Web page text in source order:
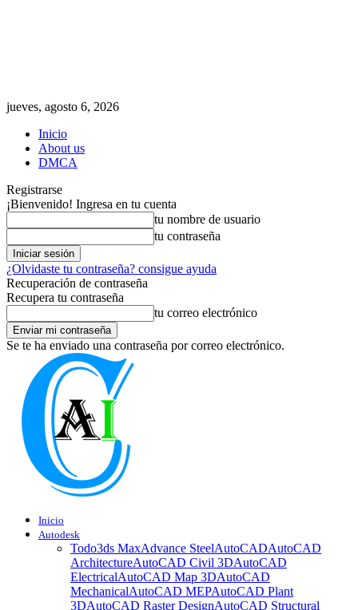
jueves, agosto 6, 2026
Inicio
About us
DMCA
Registrarse
¡Bienvenido! Ingresa en tu cuenta
tu nombre de usuario
tu contraseña
¿Olvidaste tu contraseña? consigue ayuda
Recuperación de contraseña
Recupera tu contraseña
tu correo electrónico
Se te ha enviado una contraseña por correo electrónico.
Inicio
Autodesk
Todo3ds MaxAdvance SteelAutoCADAutoCAD
ArchitectureAutoCAD Civil 3DAutoCAD
ElectricalAutoCAD Map 3DAutoCAD
MechanicalAutoCAD MEPAutoCAD Plant
3DAutoCAD Raster DesignAutoCAD Structural